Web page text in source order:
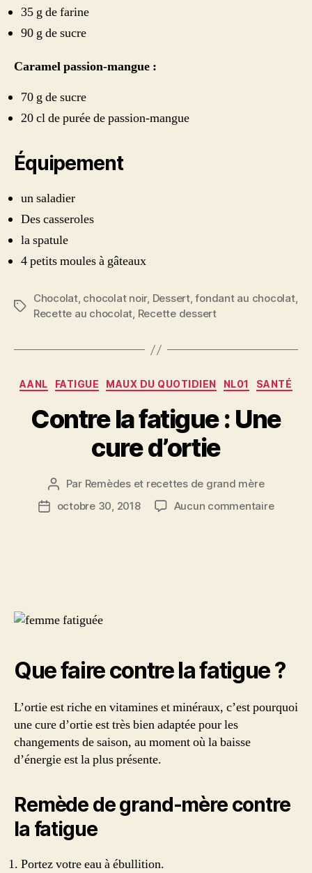
35 g de farine
90 g de sucre
Caramel passion-mangue :
70 g de sucre
20 cl de purée de passion-mangue
Équipement
un saladier
Des casseroles
la spatule
4 petits moules à gâteaux
Étiquettes
Chocolat, chocolat noir, Dessert,fondant au chocolat,
Recette au chocolat, Recette dessert
Catégories
AANL FATIGUE MAUX DU QUOTIDIEN NL01 SANTÉ
Contre la fatigue : Une
cure d’ortie
Auteur
Par Remèdes et recettes de grand mère
Dateoctobre 30, 2018 Aucun commentairesur
Que faire contre la fatigue ?
L’ortie est riche en vitamines et minéraux, c’est pourquoi
une cure d’ortie est très bien adaptée pour les
changements de saison, au moment où la baisse
d’énergie est la plus présente.
Remède de grand-mère contre
la fatigue
Portez votre eau à ébullition.